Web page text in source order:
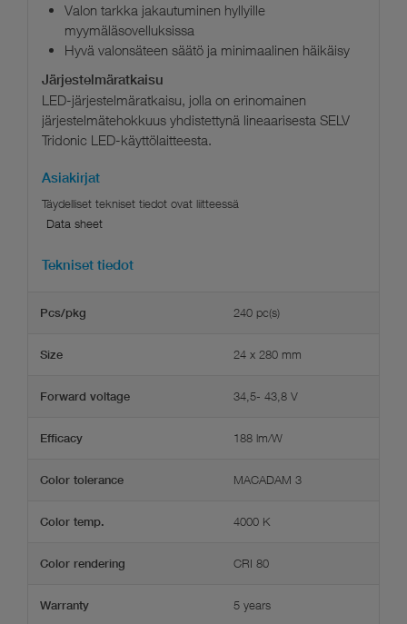
Valon tarkka jakautuminen hyllyille
myymäläsovelluksissa
Hyvä valonsäteen säätö ja minimaalinen häikäisy
Järjestelmäratkaisu
LED-järjestelmäratkaisu, jolla on erinomainen
järjestelmätehokkuus yhdistettynä lineaarisesta SELV
Tridonic LED-käyttölaitteesta.
Asiakirjat
Data sheet
Tekniset tiedot
Pcs/pkg 240 pc(s)
Size 24 x 280 mm
Forward voltage 34,5- 43,8 V
Efficacy 188 lm/W
Color tolerance MACADAM 3
Color temp. 4000 K
Color rendering CRI 80
Warranty 5 years